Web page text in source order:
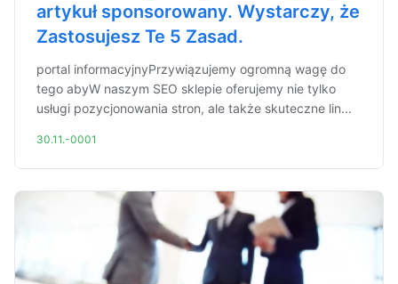
artykuł sponsorowany. Wystarczy, że
Zastosujesz Te 5 Zasad.
portal informacyjnyPrzywiązujemy ogromną wagę do
tego abyW naszym SEO sklepie oferujemy nie tylko
usługi pozycjonowania stron, ale także skuteczne lin...
30.11.-0001